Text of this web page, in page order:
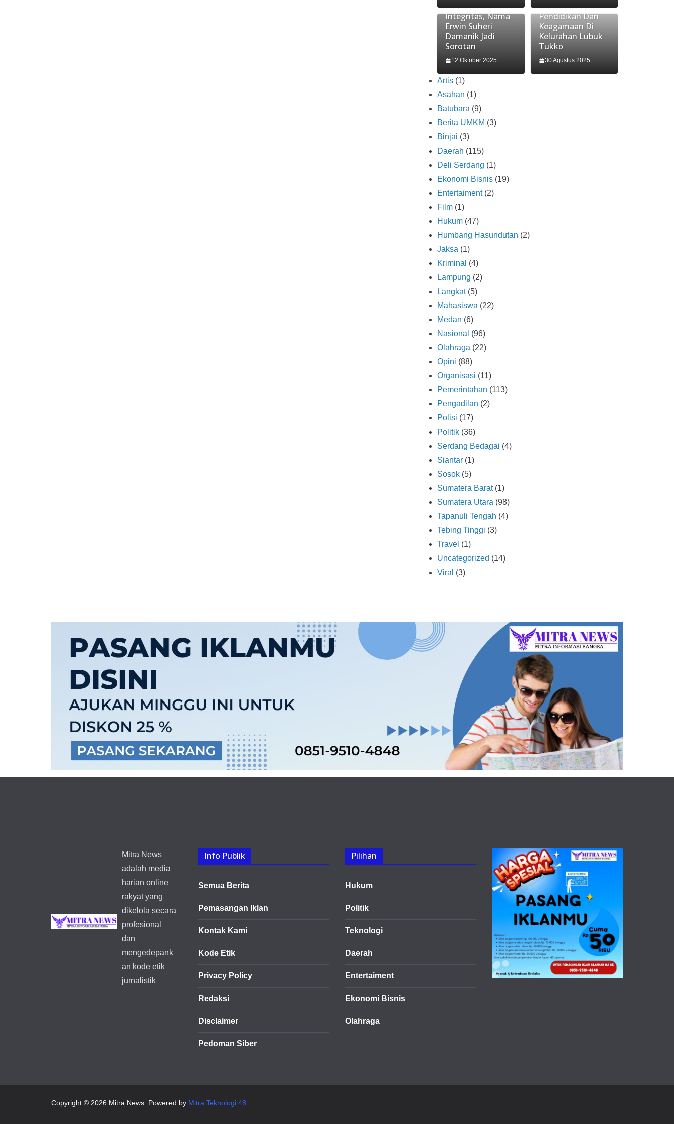
Pelanggaran
Integritas, Nama
Erwin Suheri
Damanik Jadi
Sorotan
12 Oktober 2025
Festival
Pendidikan Dan
Keagamaan Di
Kelurahan Lubuk
Tukko
30 Agustus 2025
Artis(1)
Asahan (1)
Batubara(9)
Berita UMKM (3)
Binjai (3)
Daerah (115)
Deli Serdang (1)
Ekonomi Bisnis(19)
Entertaiment(2)
Film(1)
Hukum(47)
Humbang Hasundutan (2)
Jaksa(1)
Kriminal (4)
Lampung (2)
Langkat(5)
Mahasiswa(22)
Medan (6)
Nasional (96)
Olahraga(22)
Opini (88)
Organisasi (11)
Pemerintahan (113)
Pengadilan (2)
Polisi (17)
Politik(36)
Serdang Bedagai (4)
Siantar(1)
Sosok(5)
Sumatera Barat(1)
Sumatera Utara(98)
Tapanuli Tengah (4)
Tebing Tinggi (3)
Travel (1)
Uncategorized (14)
Viral (3)
Mitra News
adalah media
harian online
rakyat yang
dikelola secara
profesional
dan
mengedepank
an kode etik
jurnalistik
Info Publik
Semua Berita
Pemasangan Iklan
Kontak Kami
Kode Etik
Privacy Policy
Redaksi
Disclaimer
Pedoman Siber
Pilihan
Hukum
Politik
Teknologi
Daerah
Entertaiment
Ekonomi Bisnis
Olahraga
Copyright © 2026 Mitra News. Powered by Mitra Teknologi 48.